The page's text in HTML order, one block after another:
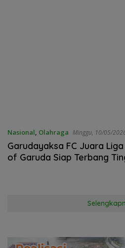
Nasional, Olahraga
Garudayaksa FC Juara
of Garuda Siap Terbang